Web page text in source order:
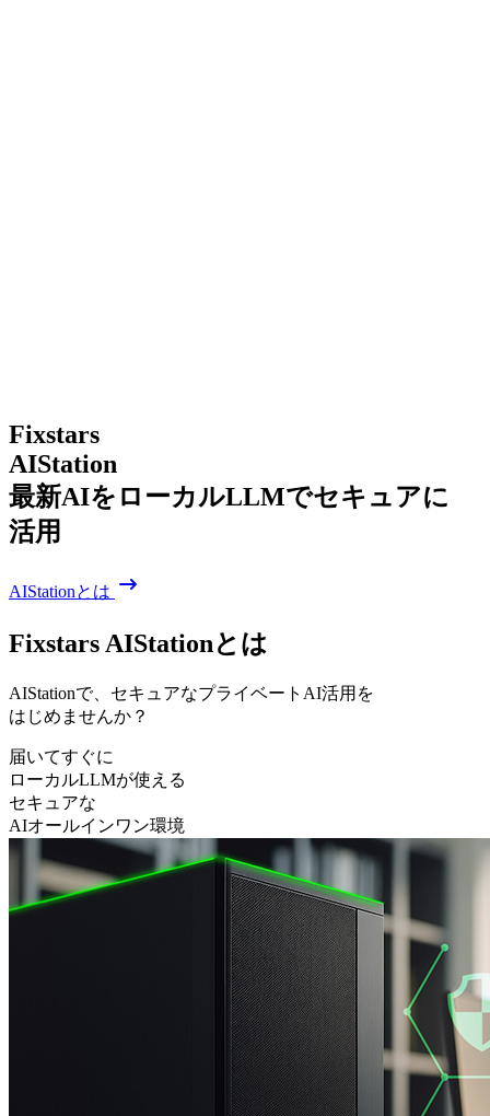
Fixstars
AIStation
最新AIを ローカルLLMでセキュアに
活用
AIStationとは
Fixstars AIStationとは
AIStationで、 セキュアなプライベートAI活用を
はじめませんか？
届いてすぐに
ローカルLLMが使える
セキュアな
AIオールインワン環境